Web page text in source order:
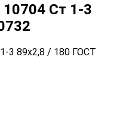
Ст 1-3
3 89x2,8 / 180 ГОСТ